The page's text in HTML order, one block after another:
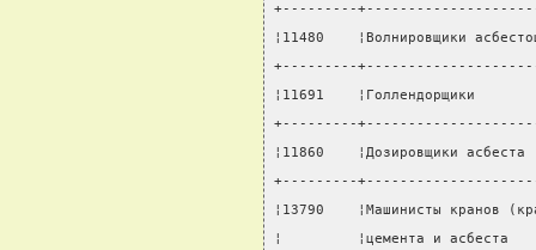
+---------
¦11480    ¦Волнировщики
+---------
¦11691
+---------
¦11860    ¦Дозировщики
+---------
¦13790    ¦Машинисты кранов
¦         ¦цемента и